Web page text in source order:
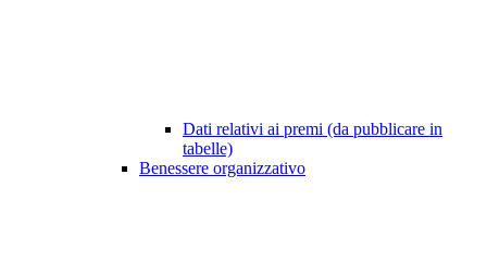
Dati relativi ai premi (da pubblicare in
tabelle)
Benessere organizzativo